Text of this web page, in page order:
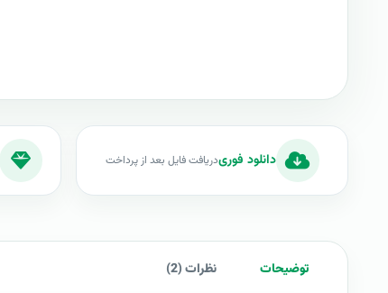
دانلود فوریدریافت فایل بعد از پرداخت
توضیحات نظرات (2)